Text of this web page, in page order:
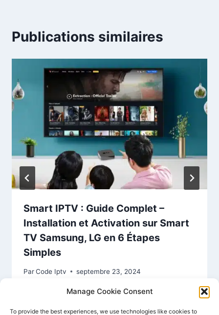
Manage Cookie Consent
To provide the best experiences, we use technologies like cookies to
Publications similaires
Smart IPTV : Guide Complet –
Installation et Activation sur Smart
TV Samsung, LG en 6 Étapes
Simples
ParCode Iptv septembre 23, 2024